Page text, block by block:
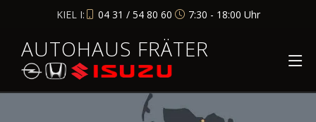
KIEL I: 04 31 / 54 80 60 7:30 - 18:00 Uhr
AUTOHAUS FRÄTER